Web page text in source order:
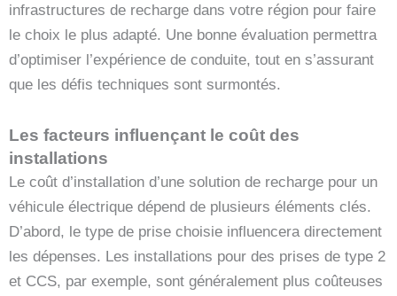
infrastructures de recharge dans votre région pour faire
le choix le plus adapté. Une bonne évaluation permettra
d’optimiser l’expérience de conduite, tout en s’assurant
que les défis techniques sont surmontés.
Les facteurs influençant le coût des
installations
Le coût d’installation d’une solution de recharge pour un
véhicule électrique dépend de plusieurs éléments clés.
D’abord, le type de prise choisie influencera directement
les dépenses. Les installations pour des prises de type 2
et CCS, par exemple, sont généralement plus coûteuses